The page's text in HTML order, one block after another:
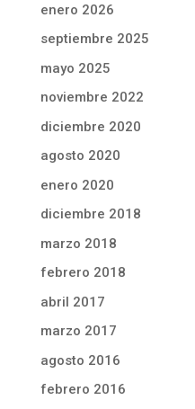
enero 2026
septiembre 2025
mayo 2025
noviembre 2022
diciembre 2020
agosto 2020
enero 2020
diciembre 2018
marzo 2018
febrero 2018
abril 2017
marzo 2017
agosto 2016
febrero 2016